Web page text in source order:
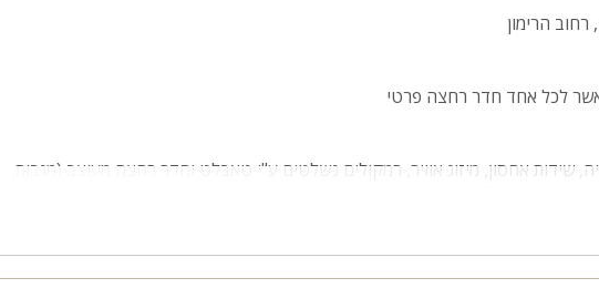
הרימון
שידות אחסון, מיזוג אוויר, רמקולים נשלטים ע"י טאבלט וחדר רחצה מעוצב (מגבות,